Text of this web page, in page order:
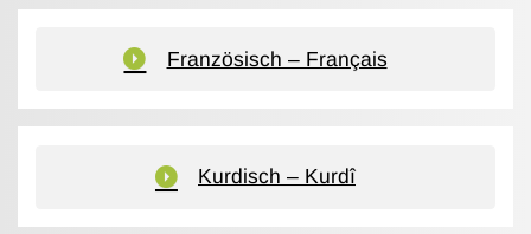
Französisch – Français
Kurdisch – Kurdî